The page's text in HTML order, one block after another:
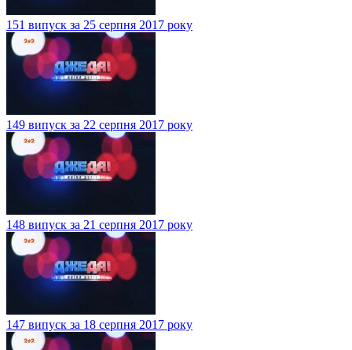
151 випуск за 25 серпня 2017 року
149 випуск за 22 серпня 2017 року
148 випуск за 21 серпня 2017 року
147 випуск за 18 серпня 2017 року